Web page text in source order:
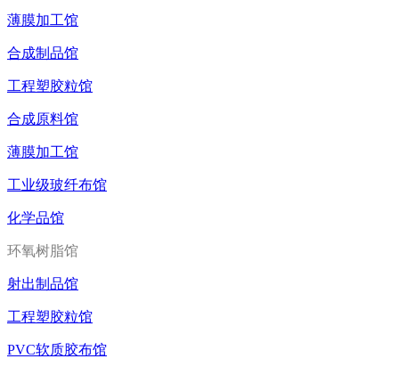
薄膜加工馆
合成制品馆
工程塑胶粒馆
合成原料馆
薄膜加工馆
工业级玻纤布馆
化学品馆
环氧树脂馆
射出制品馆
工程塑胶粒馆
PVC软质胶布馆